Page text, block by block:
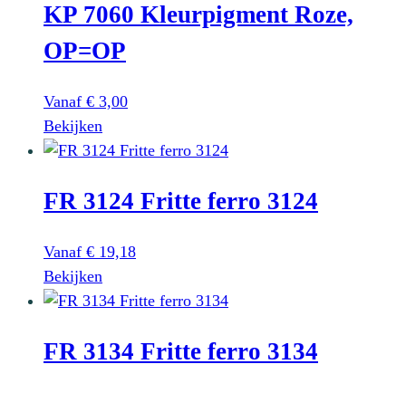
KP 7060 Kleurpigment Roze,
OP=OP
Vanaf € 3,00
Bekijken
product
meerdere
Deze
kan
worden
op
FR 3124 Fritte ferro 3124
Vanaf € 19,18
Bekijken
product
meerdere
FR 3134 Fritte ferro 3134